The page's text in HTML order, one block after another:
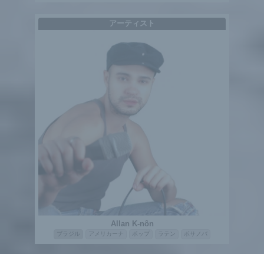
アーティスト
Allan K-nôn
ブラジル アメリカーナ ポップ ラテン ボサノバ